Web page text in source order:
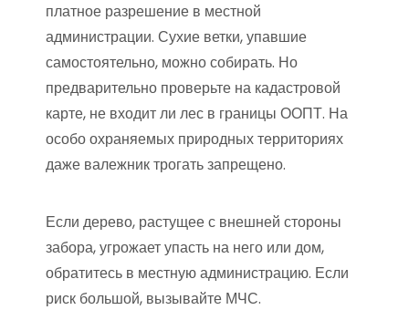
платное разрешение в местной
администрации. Сухие ветки, упавшие
самостоятельно, можно собирать. Но
предварительно проверьте на кадастровой
карте, не входит ли лес в границы ООПТ. На
особо охраняемых природных территориях
даже валежник трогать запрещено.
Если дерево, растущее с внешней стороны
забора, угрожает упасть на него или дом,
обратитесь в местную администрацию. Если
риск большой, вызывайте МЧС.